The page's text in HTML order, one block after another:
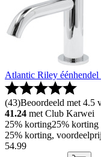
Atlantic Riley
(43)Beoordeeld met 4.5
41.24 met Club Karwei
25% korting25% korting
25% korting,
54.99